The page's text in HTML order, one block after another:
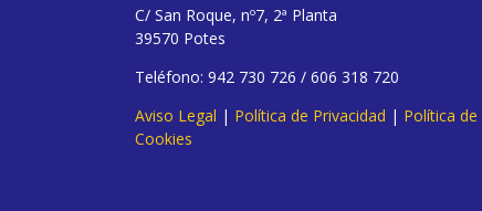
C/ San Roque, nº7, 2ª Planta
39570 Potes
Teléfono: 942 730 726 / 606 318 720
Aviso Legal | Política de Privacidad | Política de
Cookies